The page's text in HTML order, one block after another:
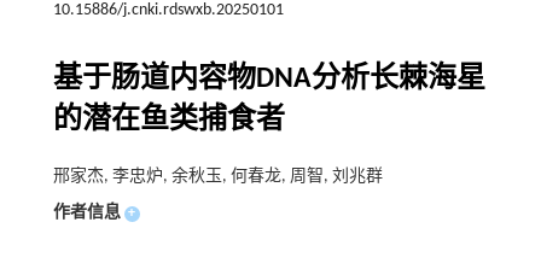
10.15886/j.cnki.rdswxb.20250101
基于肠道内容物DNA分析长棘海星
的潜在鱼类捕食者
邢家杰, 李忠炉, 余秋玉, 何春龙, 周智, 刘兆群
作者信息 +